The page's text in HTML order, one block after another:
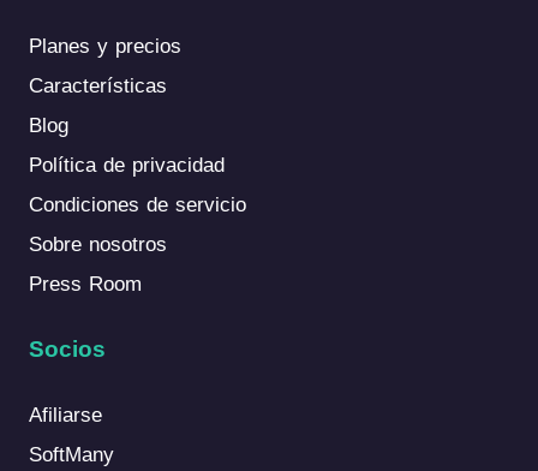
Planes y precios
Características
Blog
Política de privacidad
Condiciones de servicio
Sobre nosotros
Press Room
Socios
Afiliarse
SoftMany